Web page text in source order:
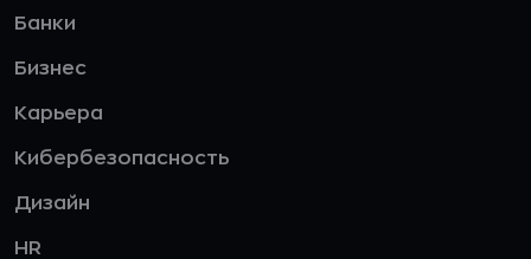
Банки
Бизнес
Карьера
Кибербезопасность
Дизайн
HR